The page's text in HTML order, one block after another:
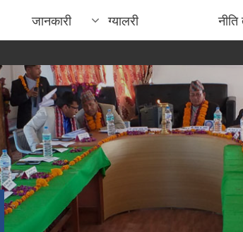
जानकारी ग्यालरी